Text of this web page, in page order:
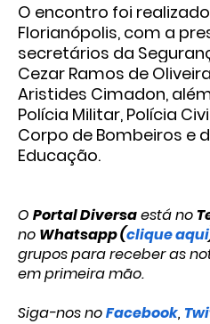
O encontro foi realizado
Florianópolis, com a
secretários da
Cezar Ramos de
Aristides Cimadon,
Polícia Militar, Polícia
Corpo de Bombeiros e
Educação.
O Portal Diversaestá no
no Whatsapp (clique aqui
grupos para receber as
em primeira mão.
Siga-nos noFacebook,